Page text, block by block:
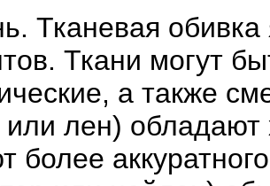
Тканевая
Ткани могут
а также
или лен)
более